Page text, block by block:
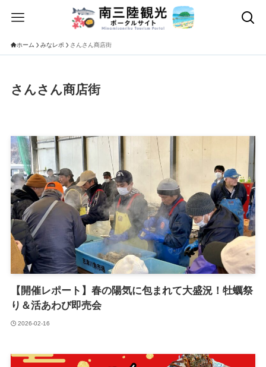
ホーム みなレポ さんさん商店街
さんさん商店街
【開催レポート】春の陽気に包まれて大盛況！牡蠣祭
り＆活あわび即売会
2026-02-16